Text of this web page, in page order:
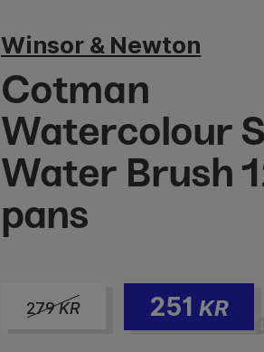
Winsor & Newton
Cotman
Watercolour
Water Brush
pans
279KR 251 KR